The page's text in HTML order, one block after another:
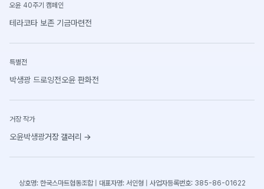
오윤 40주기 캠페인
테라코타 보존 기금마련전
특별전
박생광 드로잉전오윤 판화전
거장 작가
오윤박생광거장 갤러리 →
상호명: 한국스마트협동조합 | 대표자명: 서인형 | 사업자등록번호: 385-86-01622